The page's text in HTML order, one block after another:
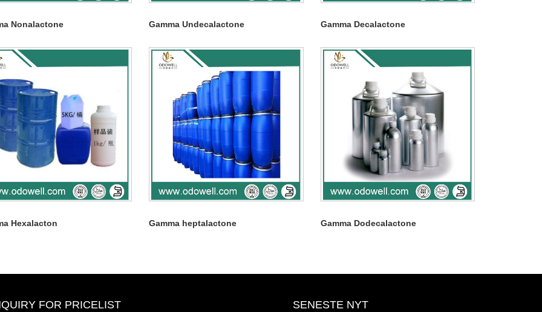
Nonalactone Gamma Undecalactone Gamma Decalactone
Hexalacton Gamma heptalactone Gamma Dodecalactone
FOR PRICELIST SENESTE NYT